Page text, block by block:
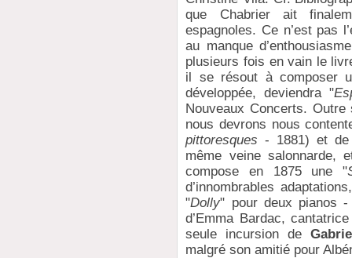
que Chabrier ait
espagnoles. Ce n’est pas
au manque
plusieurs fois en vain le
il se résout à composer
développée, deviendra "
Nouveaux Concerts.
nous devrons nous
pittoresques - 1881) et de
même veine salonnarde,
compose en 1875 une "
d’innombrables
"Dolly" pour deux pianos
d’Emma Bardac,
seule incursion de
malgré son amitié pour